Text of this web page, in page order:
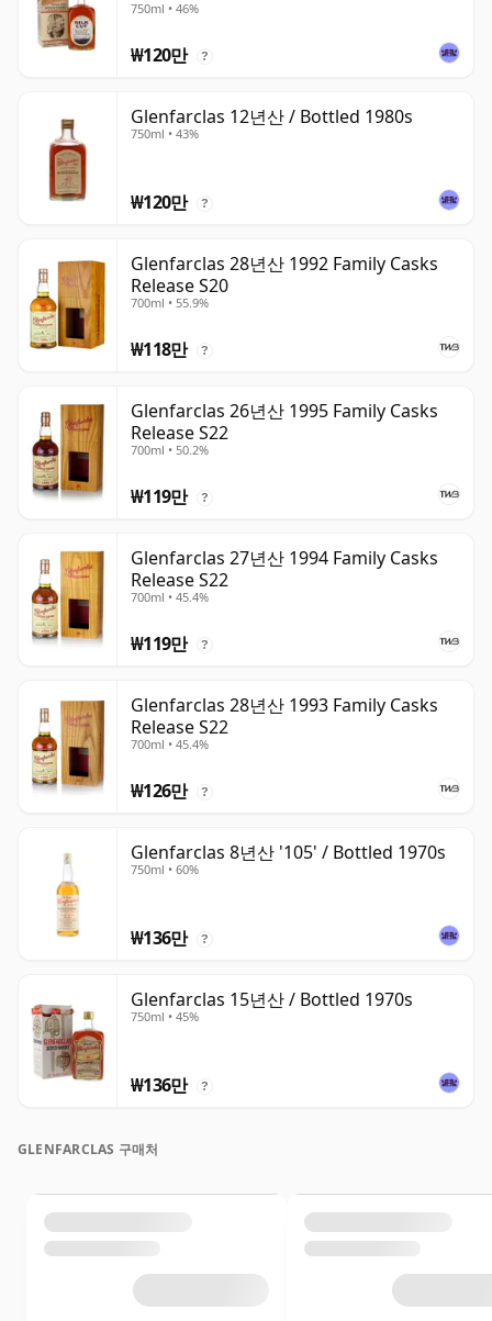
750ml • 46%
₩120만 ?
Glenfarclas 12년산 / Bottled 1980s
750ml • 43%
₩120만 ?
Glenfarclas 28년산 1992 Family Casks
Release S20
700ml • 55.9%
₩118만 ?
Glenfarclas 26년산 1995 Family Casks
Release S22
700ml • 50.2%
₩119만 ?
Glenfarclas 27년산 1994 Family Casks
Release S22
700ml • 45.4%
₩119만 ?
Glenfarclas 28년산 1993 Family Casks
Release S22
700ml • 45.4%
₩126만 ?
Glenfarclas 8년산 '105' / Bottled 1970s
750ml • 60%
₩136만 ?
Glenfarclas 15년산 / Bottled 1970s
750ml • 45%
₩136만 ?
GLENFARCLAS 구매처